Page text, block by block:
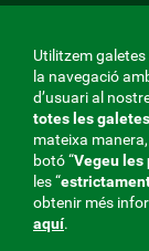
Utilitzem
la navegació
d’usuari al
totes les galetes
mateixa
botó “Vegeu les
les “
obtenir més
aquí.